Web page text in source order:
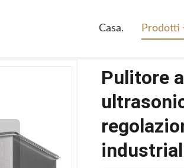
Casa. Prodotti
Digitale Con Potenza Ultrasonica Da
Pulitore